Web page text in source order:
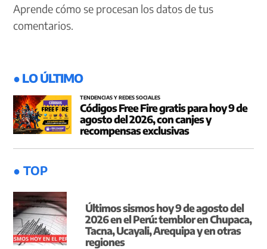
Aprende cómo se procesan los datos de tus
comentarios.
● LO ÚLTIMO
TENDENCIAS Y REDES SOCIALES
Códigos Free Fire gratis para hoy 9 de
agosto del 2026, con canjes y
recompensas exclusivas
● TOP
Últimos sismos hoy 9 de agosto del
2026 en el Perú: temblor en Chupaca,
Tacna, Ucayali, Arequipa y en otras
regiones